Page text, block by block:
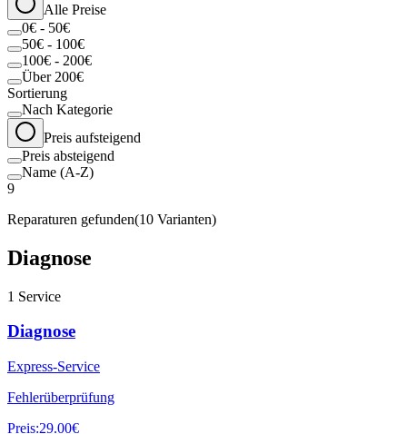
Alle Preise
0€ - 50€
50€ - 100€
100€ - 200€
Über 200€
Sortierung
Nach Kategorie
Preis aufsteigend
Preis absteigend
Name (A-Z)
9
Reparaturen gefunden(10 Varianten)
Diagnose
1 Service
Diagnose
Express-Service
Fehlerüberprüfung
Preis:29.00€